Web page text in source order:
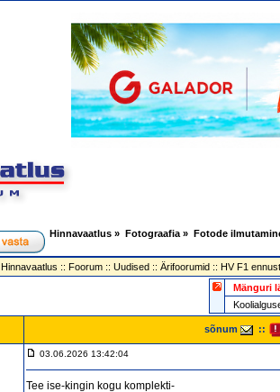
Hinnavaatlus » Fotograafia » Fotode
Hinnavaatlus :: Foorum:: Uudised:: Ärifoorumid:: HV F1
Mänguri
sõnum ::
03.06.2026 13:42:04
Tee ise-kingin kogu komplekti-